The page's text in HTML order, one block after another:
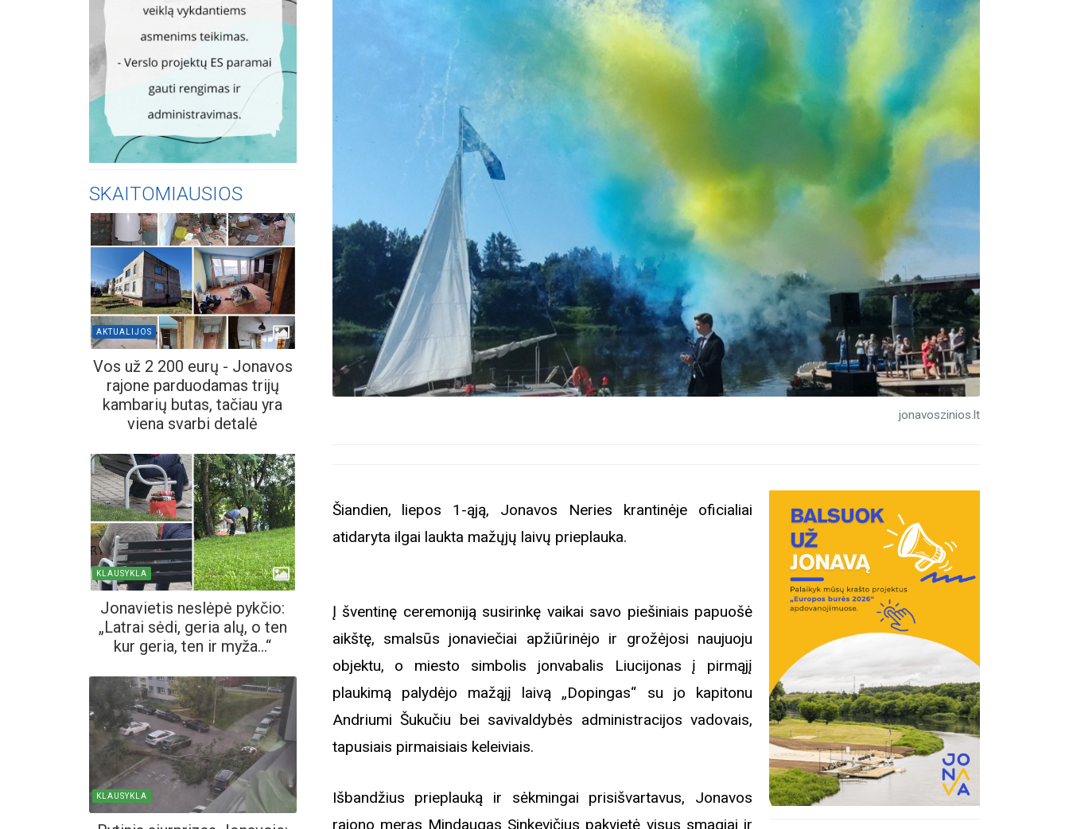
SKAITOMIAUSIOS
AKTUALIJOS
Vos už 2 200 eurų - Jonavos
rajone parduodamas trijų
kambarių butas, tačiau yra
viena svarbi detalė
KLAUSYKLA
Jonavietis neslėpė pykčio:
„Latrai sėdi, geria alų, o ten
kur geria, ten ir myža...“
KLAUSYKLA
jonavoszinios.lt
Šiandien, liepos 1-ąją, Jonavos Neries krantinėje oficialiai
atidaryta ilgai laukta mažųjų laivų prieplauka.
Į šventinę ceremoniją susirinkę vaikai savo piešiniais papuošė
aikštę, smalsūs jonaviečiai apžiūrinėjo ir grožėjosi naujuoju
objektu, o miesto simbolis jonvabalis Liucijonas į pirmąjį
plaukimą palydėjo mažąjį laivą „Dopingas“ su jo kapitonu
Andriumi Šukučiu bei savivaldybės administracijos vadovais,
tapusiais pirmaisiais keleiviais.
Išbandžius prieplauką ir sėkmingai prisišvartavus, Jonavos
rajono meras Mindaugas Sinkevičius pakvietė visus smagiai ir